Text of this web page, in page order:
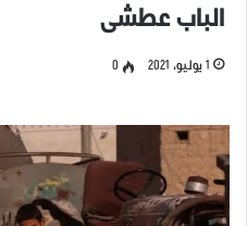
الباب عطشى
1 يوليو، 2021 0